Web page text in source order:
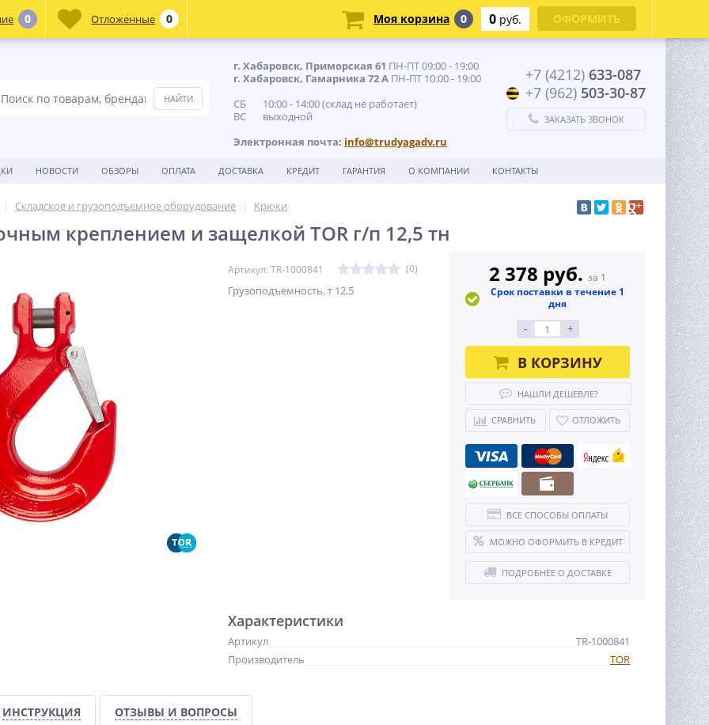
г. Хабаровск, Приморская 61 ПН-ПТ 09:00 - 19:00
г. Хабаровск, Гамарника 72 А ПН-ПТ 10:00 - 19:00
СБ 10:00 - 14:00 (склад не работает)
ВС выходной
Электронная почта: info@trudyagadv.ru
+7 (4212) 633-087
+7 (962) 503-30-87
ЗАКАЗАТЬ ЗВОНОК
НОВОСТИ ОБЗОРЫ ОПЛАТА ДОСТАВКА КРЕДИТ ГАРАНТИЯ О КОМПАНИИ КОНТАКТЫ
Складское и грузоподъемное оборудование Крюки
креплением и защелкой TOR г/п 12,5 тн
Артикул: TR-1000841 (0)
Грузоподъемность, т 12.5
2 378 руб. за 1
Срок поставки в течение 1
дня
- +
В КОРЗИНУ
НАШЛИ ДЕШЕВЛЕ?
СРАВНИТЬ ОТЛОЖИТЬ
ВСЕ СПОСОБЫ ОПЛАТЫ
МОЖНО ОФОРМИТЬ В КРЕДИТ
ПОДРОБНЕЕ О ДОСТАВКЕ
Характеристики
Артикул
TR-1000841
Производитель
TOR
ИНСТРУКЦИЯ ОТЗЫВЫ И ВОПРОСЫ
0 Отложенные 0 Моя корзина 0 0 руб. ОФОРМИТЬ